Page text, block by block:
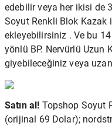
edebilir veya her ikisi de
Soyut Renkli Blok Kazak
ekleyebilirsiniz . Ve bu
yönlü BP. Nervürlü Uzun
giyebileceğiniz veya
Satın al! Topshop Soyut
(orijinal 69 Dolar);